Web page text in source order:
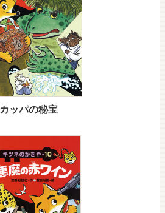
カッパの秘宝